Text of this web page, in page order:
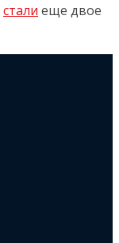
стали еще двое